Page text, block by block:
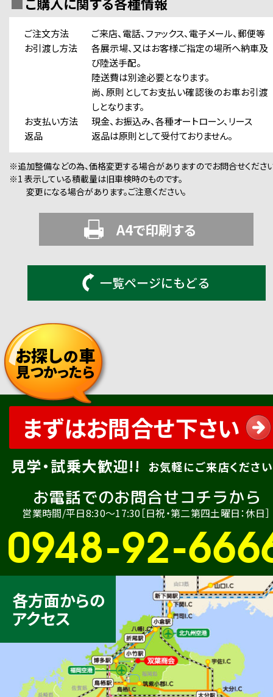
ご注文方法
ご来店、電話、ファックス、電子メール、郵便等
お引渡し方法
各展示場、又はお客様ご指定の場所へ納車及
び陸送手配。
陸送費は別途必要となります。
尚、原則としてお支払い確認後のお車お引渡
しとなります。
お支払い方法
現金、お振込み、各種オートローン、リース
返品
返品は原則として受付ておりません。
※追加整備などの為、価格変更する場合がありますのでお問合せくださ
※1 表示している積載量は旧車検時のものです。
変更になる場合があります。ご注意ください。
A4で印刷する
一覧ページにもどる
お探しの車
見つかったら
まずはお問合せ下さい
見学・試乗大歓迎!! お気軽にご来店ください
お電話でのお問合せコチラから
営業時間/平日8:30〜17:30［日祝・第二第四土曜日：休日］
0948-92-
各方面からの
アクセス